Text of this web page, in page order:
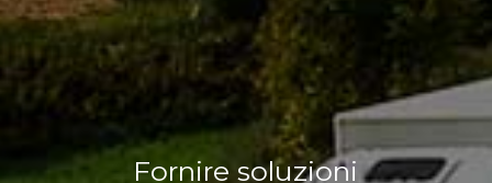
Fornire soluzioni